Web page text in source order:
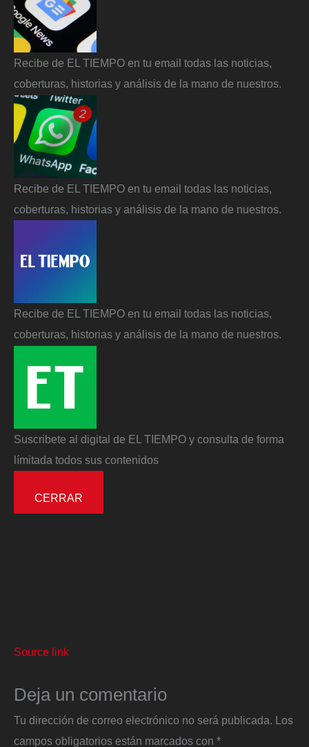
Recibe de EL TIEMPO en tu email todas las noticias,
coberturas, historias y análisis de la mano de nuestros.
Recibe de EL TIEMPO en tu email todas las noticias,
coberturas, historias y análisis de la mano de nuestros.
Recibe de EL TIEMPO en tu email todas las noticias,
coberturas, historias y análisis de la mano de nuestros.
Suscribete al digital de EL TIEMPO y consulta de forma
límitada todos sus contenidos
CERRAR
Source link
Deja un comentario
Tu dirección de correo electrónico no será publicada. Los
campos obligatorios están marcados con *